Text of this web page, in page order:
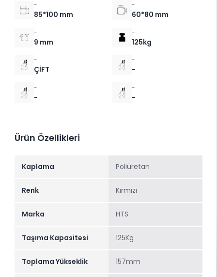
-
85*100 mm
-
60*80 mm
-
9 mm
-
125kg
-
ÇİFT
-
-
-
-
-
-
Ürün Özellikleri
Kaplama Poliüretan
Renk Kırmızı
Marka HTS
Taşıma Kapasitesi 125Kg
Toplama Yükseklik 157mm